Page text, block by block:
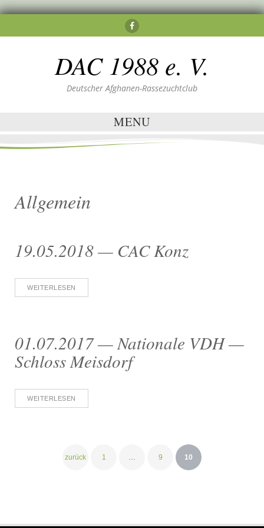
DAC 1988 e. V.
Deutscher Afghanen-Rassezuchtclub
MENU
Allgemein
19.05.2018 — CAC Konz
WEITERLESEN
01.07.2017 — Nationale VDH —
Schloss Meisdorf
WEITERLESEN
Seitennummerierung
zurück 1 9 10